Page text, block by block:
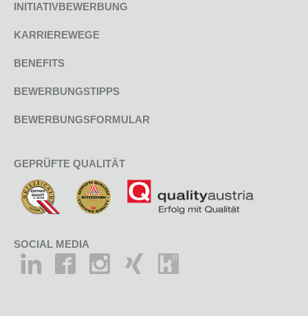
INITIATIVBEWERBUNG
KARRIEREWEGE
BENEFITS
BEWERBUNGSTIPPS
BEWERBUNGSFORMULAR
GEPRÜFTE QUALITÄT
SOCIAL MEDIA